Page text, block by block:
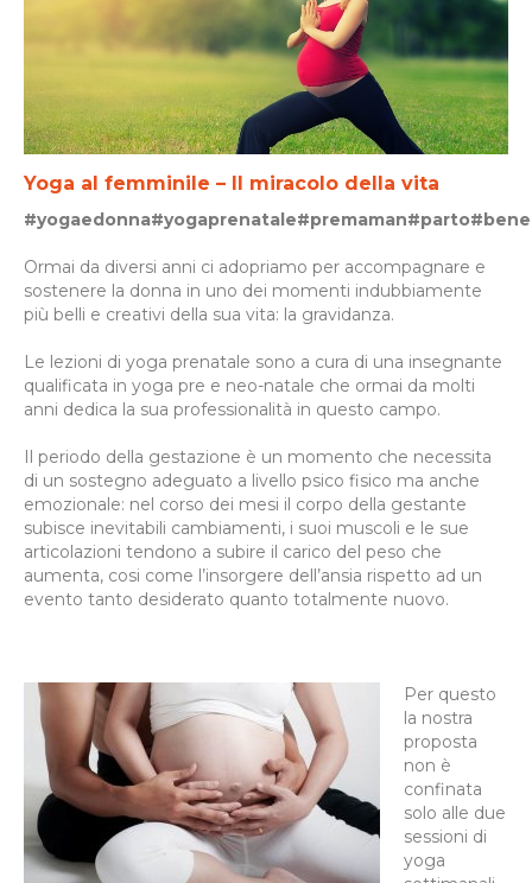
Yoga al femminile – Il miracolo della vita
Ormai da diversi anni ci adopriamo per accompagnare e
sostenere la donna in uno dei momenti indubbiamente
più belli e creativi della sua vita: la gravidanza.
Le lezioni di yoga prenatale sono a cura di una insegnante
qualificata in yoga pre e neo-natale che ormai da molti
anni dedica la sua professionalità in questo campo.
Il periodo della gestazione è un momento che necessita
di un sostegno adeguato a livello psico fisico ma anche
emozionale: nel corso dei mesi il corpo della gestante
subisce inevitabili cambiamenti, i suoi muscoli e le sue
articolazioni tendono a subire il carico del peso che
aumenta, cosi come l’insorgere dell’ansia rispetto ad un
evento tanto desiderato quanto totalmente nuovo.
Per questo
la nostra
proposta
non è
confinata
solo alle due
sessioni di
yoga